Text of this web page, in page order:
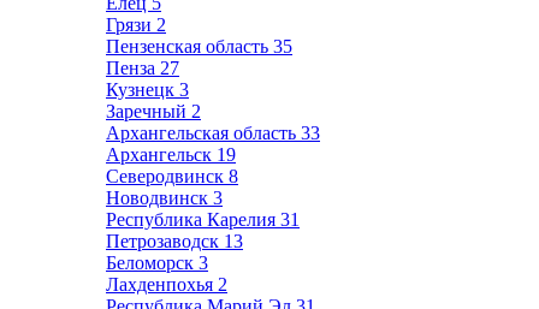
Грязи 2
Пензенская область 35
Пенза 27
Кузнецк 3
Заречный 2
Архангельская область 33
Архангельск 19
Северодвинск 8
Новодвинск 3
Республика Карелия 31
Петрозаводск 13
Беломорск 3
Лахденпохья 2